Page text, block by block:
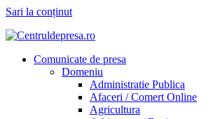
Sari la conținut
Comunicate de presa
Domeniu
Administratie Publica
Afaceri / Comert Online
Agricultura